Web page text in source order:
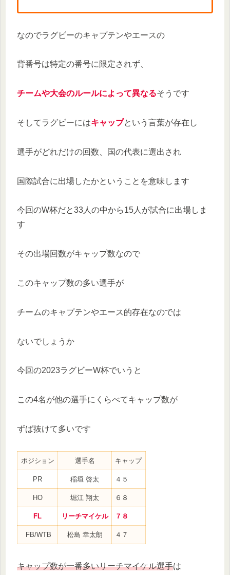
なのでラグビーのキャプテンやエースの
背番号は特定の番号に限定されず、
チームや大会のルールによって異なるそうです
そしてラグビーにはキャップという言葉が存在し
選手がどれだけの回数、国の代表に選出され
国際試合に出場したかということを意味します
今回のW杯だと33人の中から15人が試合に出場しま
す
その出場回数がキャップ数なので
このキャップ数の多い選手が
チームのキャプテンやエース的存在なのでは
ないでしょうか
今回の2023ラグビーW杯でいうと
この4名が他の選手にくらべてキャップ数が
ずば抜けて多いです
ポジション 選手名 キャップ
PR 稲垣 啓太 ４５
HO 堀江 翔太 ６８
FL リーチマイケル ７８
FB/WTB 松島 幸太朗 ４７
キャップ数が一番多いリーチマイケル選手は